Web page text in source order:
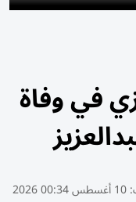
في وفاة
10 أغسطس 00:34 2026